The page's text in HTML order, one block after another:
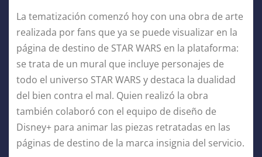
La tematización comenzó hoy con una obra de arte
realizada por fans que ya se puede visualizar en la
página de destino de STAR WARS en la plataforma:
se trata de un mural que incluye personajes de
todo el universo STAR WARS y destaca la dualidad
del bien contra el mal. Quien realizó la obra
también colaboró con el equipo de diseño de
Disney+ para animar las piezas retratadas en las
páginas de destino de la marca insignia del servicio.